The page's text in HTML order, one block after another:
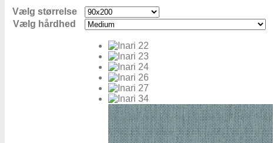
Vælg størrelse
Vælg hårdhed